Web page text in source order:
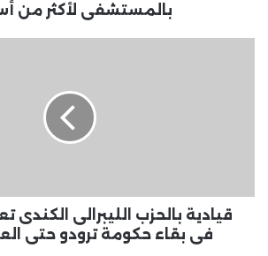
بالمستشفى لأكثر من
بقاء
حكومةقيادية بالحزب الليبرالى الكندى
فى بقاء حكومة ترودو حتى